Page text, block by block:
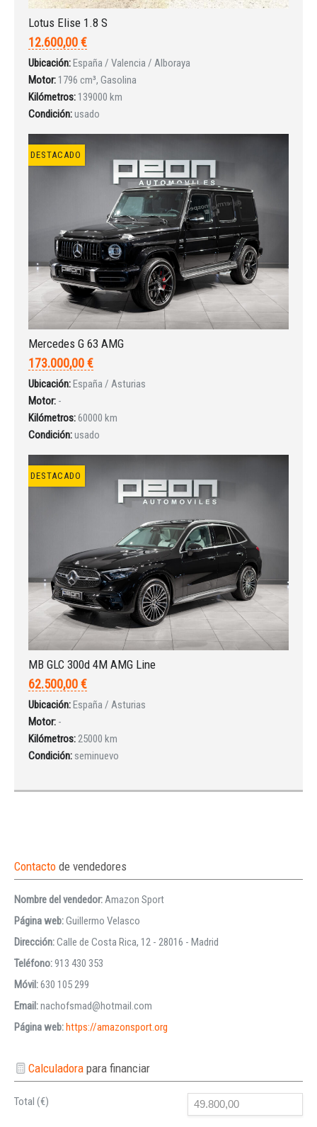
Iniciar sesión
INICIAR SESIÓN
¿Ha olvidado la contraseña?
Lotus Elise 1.8 S
12.600,00 €
Ubicación:España / Valencia / Alboraya
Motor: 1796 cm³, Gasolina
Kilómetros: 139000 km
Condición:usado
DESTACADO
Mercedes G 63 AMG
173.000,00 €
Ubicación:España / Asturias
Motor: -
Kilómetros:60000 km
Condición:usado
DESTACADO
MB GLC 300d 4M AMG Line
62.500,00 €
Ubicación:España / Asturias
Motor: -
Kilómetros:25000 km
Condición: seminuevo
Contacto de vendedores
Nombre del vendedor:Amazon Sport
Página web:Guillermo Velasco
Dirección:Calle de Costa Rica, 12 - 28016 - Madrid
Teléfono:913 430 353
Móvil:630 105 299
Email:nachofsmad@hotmail.com
Página web:https://amazonsport.org
Calculadorapara financiar
Total (€)